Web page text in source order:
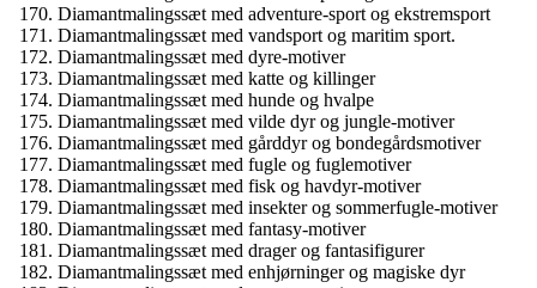
Diamantmalingssæt med adventure-sport og ekstremsport
Diamantmalingssæt med vandsport og maritim sport.
Diamantmalingssæt med dyre-motiver
Diamantmalingssæt med katte og killinger
Diamantmalingssæt med hunde og hvalpe
Diamantmalingssæt med vilde dyr og jungle-motiver
Diamantmalingssæt med gårddyr og bondegårdsmotiver
Diamantmalingssæt med fugle og fuglemotiver
Diamantmalingssæt med fisk og havdyr-motiver
Diamantmalingssæt med insekter og sommerfugle-motiver
Diamantmalingssæt med fantasy-motiver
Diamantmalingssæt med drager og fantasifigurer
Diamantmalingssæt med enhjørninger og magiske dyr